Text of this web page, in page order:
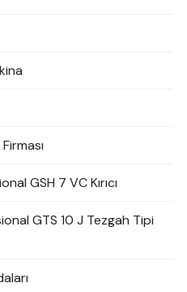
GSH 7 VC Kırıcı
GTS 10 J Tezgah Tipi